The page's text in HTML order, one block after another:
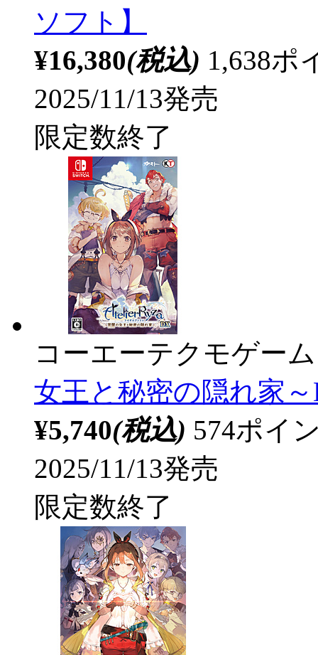
ソフト】
¥16,380(税込) 1,638ポ
2025/11/13発売
限定数終了
コーエーテクモゲー
女王と秘密の隠れ家
¥5,740(税込) 574ポイ
2025/11/13発売
限定数終了